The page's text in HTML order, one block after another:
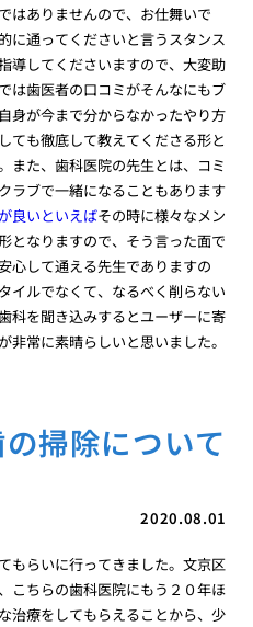
はありませんので、お仕舞いで
に通ってくださいと言うスタンス
導してくださいますので、大変助
は歯医者の口コミがそんなにもブ
身が今まで分からなかったやり方
ても徹底して教えてくださる形と
また、歯科医院の先生とは、コミ
ラブで一緒になることもあります
良いといえばその時に様々なメン
となりますので、そう言った面で
心して通える先生でありますの
イルでなくて、なるべく削らない
科を聞き込みするとユーザーに寄
非常に素晴らしいと思いました。
掃除について
2020.08.01
もらいに行ってきました。文京区
こちらの歯科医院にもう２０年ほ
治療をしてもらえることから、少